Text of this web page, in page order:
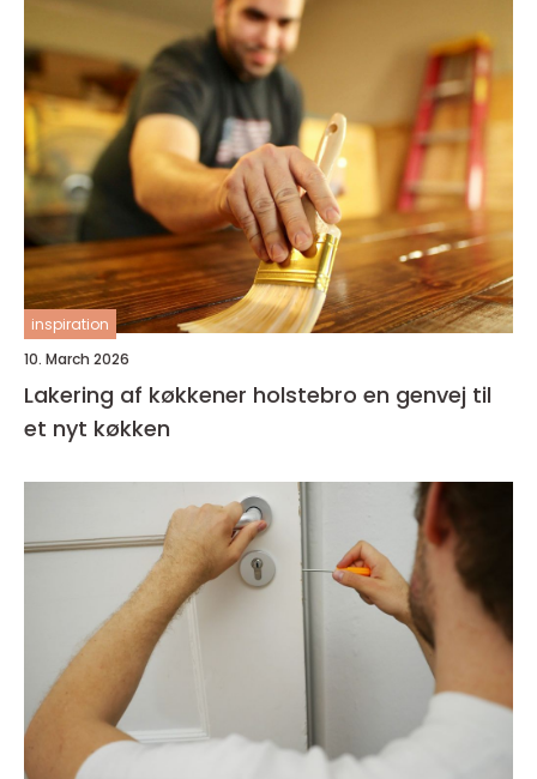
inspiration
10. March 2026
Lakering af køkkener holstebro en genvej til
et nyt køkken